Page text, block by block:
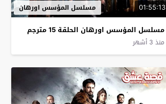
01:55:13 مسلسل المؤسس اورهان
مسلسل المؤسس اورهان الحلقة 15 مترجم
منذ 3 أشهر